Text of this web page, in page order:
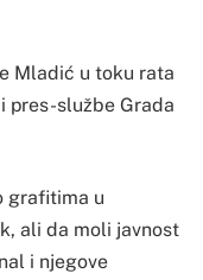
Mladić u toku rata
pres-službe Grada
grafitima u
ali da moli javnost
i njegove